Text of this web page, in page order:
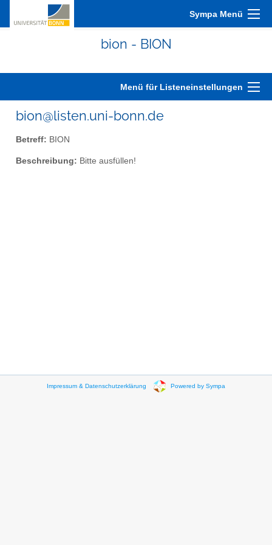
Sympa Menü
bion - BION
Menü für Listeneinstellungen
bion@listen.uni-bonn.de
Betreff: BION
Beschreibung: Bitte ausfüllen!
Impressum & Datenschutzerklärung Powered by Sympa